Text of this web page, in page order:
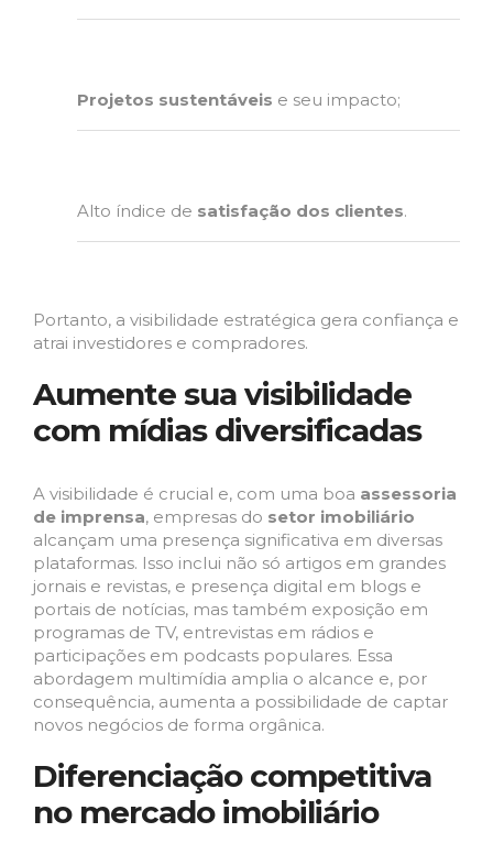
Projetos sustentáveis e seu impacto;
Alto índice de satisfação dos clientes.
Portanto, a visibilidade estratégica gera confiança e
atrai investidores e compradores.
Aumente sua visibilidade
com mídias diversificadas
A visibilidade é crucial e, com uma boa assessoria
de imprensa, empresas do setor imobiliário
alcançam uma presença significativa em diversas
plataformas. Isso inclui não só artigos em grandes
jornais e revistas, e presença digital em blogs e
portais de notícias, mas também exposição em
programas de TV, entrevistas em rádios e
participações em podcasts populares. Essa
abordagem multimídia amplia o alcance e, por
consequência, aumenta a possibilidade de captar
novos negócios de forma orgânica.
Diferenciação competitiva
no mercado imobiliário